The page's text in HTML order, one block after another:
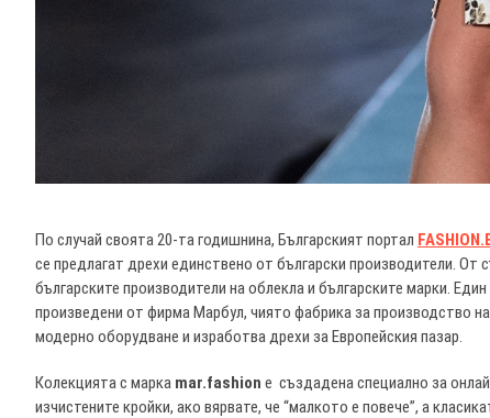
По случай своята 20-та годишнина, Българският портал
се предлагат дрехи единствено от български производители.
българските производители на облекла и българските марки.
произведени от фирма Марбул, чиято фабрика за производство
модерно оборудване и изработва дрехи за Европейския пазар.
Колекцията с марка mar.fashion е създадена специално за
изчистените кройки, ако вярвате, че “малкото е повече”, а